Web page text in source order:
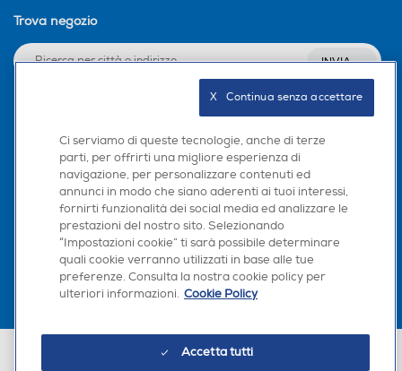
Hai bisogno di un
suggerimento su cosa
acquistare?
Chatta con RONICS
Trova negozio
INVIA
Scarica la nostra app
Euronics Italia SpA. Sede legale Via Montefeltro, 6/a 20156 Milano
Ci serviamo di queste tecnologie, anche di terze
parti, per offrirti una migliore esperienza di
navigazione, per personalizzare contenuti ed
annunci in modo che siano aderenti ai tuoi interessi,
fornirti funzionalità dei social media ed analizzare le
prestazioni del nostro sito. Selezionando
“Impostazioni cookie” ti sarà possibile determinare
quali cookie verranno utilizzati in base alle tue
preferenze. Consulta la nostra cookie policy per
ulteriori informazioni. Cookie Policy
Accetta tutti
X   Continua senza accettare